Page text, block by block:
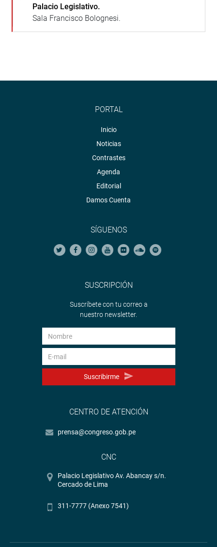
Palacio Legislativo.
Sala Francisco Bolognesi.
PORTAL
Inicio
Noticias
Contrastes
Agenda
Editorial
Damos Cuenta
SÍGUENOS
SUSCRIPCIÓN
Suscríbete con tu correo a
nuestro newsletter.
Suscribirme
CENTRO DE ATENCIÓN
prensa@congreso.gob.pe
CNC
Palacio Legislativo Av. Abancay s/n.
Cercado de Lima
311-7777 (Anexo 7541)